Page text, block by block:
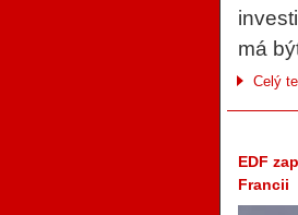
má
Celý
EDF
Francii